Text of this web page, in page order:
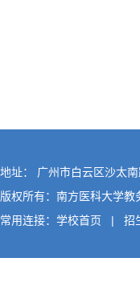
地址： 广州市白云区沙太
版权所有：南方医科大学教
常用连接： 学校首页 | 招